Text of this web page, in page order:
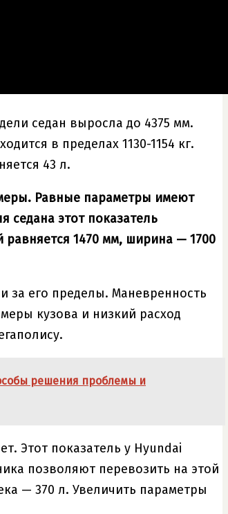
седан выросла до 4375 мм.
в пределах 1130-1154 кг.
43 л.
Равные параметры имеют
седана этот показатель
равняется 1470 мм, ширина — 1700
за его пределы. Маневренность
кузова и низкий расход
решения проблемы и
Этот показатель у Hyundai
позволяют перевозить на этой
— 370 л. Увеличить параметры